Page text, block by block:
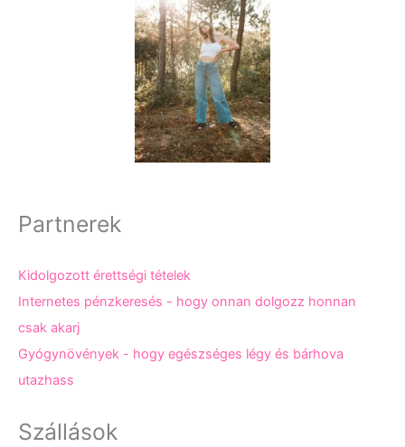
Partnerek
Kidolgozott érettségi tételek
Internetes pénzkeresés - hogy onnan dolgozz honnan
csak akarj
Gyógynövények - hogy egészséges légy és bárhova
utazhass
Szállások